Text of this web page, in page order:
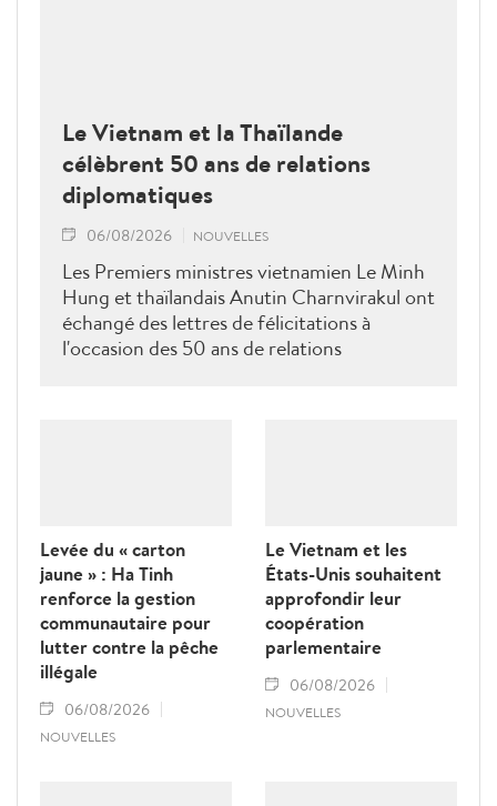
Le Vietnam et la Thaïlande
célèbrent 50 ans de relations
diplomatiques
06/08/2026 NOUVELLES
Les Premiers ministres vietnamien Le Minh
Hung et thaïlandais Anutin Charnvirakul ont
échangé des lettres de félicitations à
l'occasion des 50 ans de relations
Levée du « carton
jaune » : Ha Tinh
renforce la gestion
communautaire pour
lutter contre la pêche
illégale
06/08/2026
NOUVELLES
Le Vietnam et les
États-Unis souhaitent
approfondir leur
coopération
parlementaire
06/08/2026
NOUVELLES